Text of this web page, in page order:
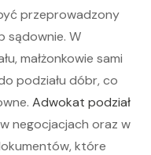
przeprowadzony
sądownie. W
małżonkowie sami
podziału dóbr, co
Adwokat podział
negocjacjach oraz w
które